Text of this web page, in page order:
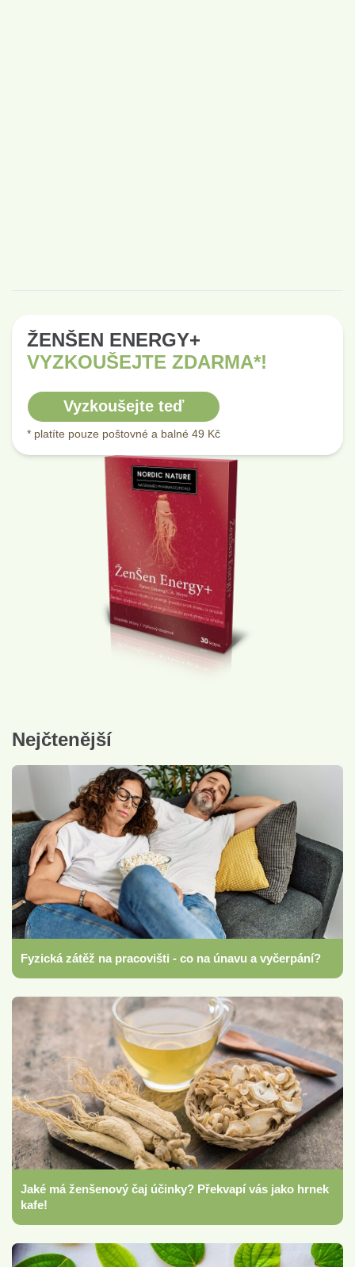
ŽENŠEN ENERGY+
VYZKOUŠEJTE ZDARMA*!
Vyzkoušejte teď
* platíte pouze poštovné a balné 49 Kč
Nejčtenější
Fyzická zátěž na pracovišti - co na únavu a vyčerpání?
Jaké má ženšenový čaj účinky? Překvapí vás jako hrnek
kafe!